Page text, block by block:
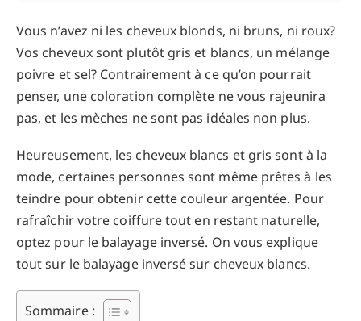
Vous n’avez ni les cheveux blonds, ni bruns, ni roux?
Vos cheveux sont plutôt gris et blancs, un mélange
poivre et sel? Contrairement à ce qu’on pourrait
penser, une coloration complète ne vous rajeunira
pas, et les mèches ne sont pas idéales non plus.
Heureusement, les cheveux blancs et gris sont à la
mode, certaines personnes sont même prêtes à les
teindre pour obtenir cette couleur argentée. Pour
rafraîchir votre coiffure tout en restant naturelle,
optez pour le balayage inversé. On vous explique
tout sur le balayage inversé sur cheveux blancs.
Sommaire :